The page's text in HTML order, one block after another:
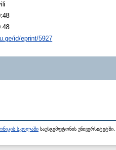
id/eprint/5927
სკოლაში საუსგემფტონის უნივერსიტეტში.